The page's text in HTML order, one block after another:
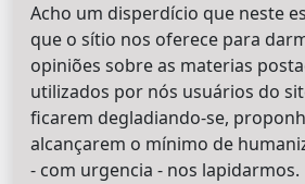
Acho um disperdício que neste
que o sítio nos oferece para
opiniões sobre as materias
utilizados por nós usuários do
ficarem degladiando-se,
alcançarem o mínimo de
- com urgencia - nos lapidarmos.